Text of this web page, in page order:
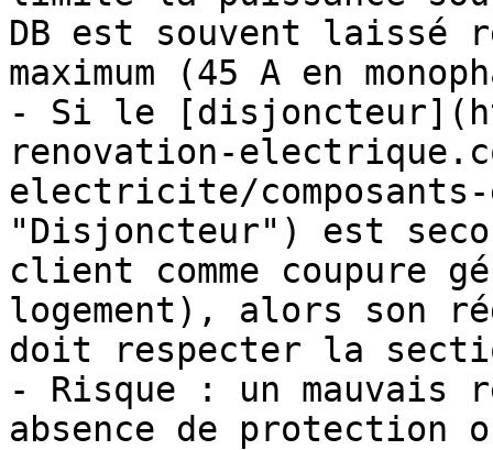
DB est souvent laissé
maximum (45 A en
- Si le
renovation-
electricite/
"Disjoncteur") est
client comme coupure
logement), alors son
doit respecter la
- Risque : un mauvais
absence de protection